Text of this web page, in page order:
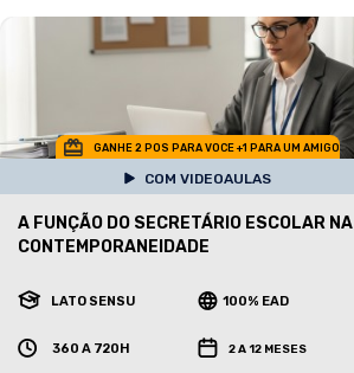
GANHE 2 POS PARA VOCE +1 PARA UM AMIGO
COM VIDEOAULAS
A FUNÇÃO DO SECRETÁRIO ESCOLAR NA
CONTEMPORANEIDADE
LATO SENSU 100% EAD
360 A 720H 2 A 12 MESES